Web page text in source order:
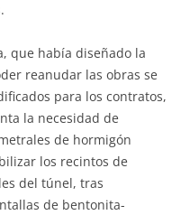
que había diseñado la
reanudar las obras se
para los contratos,
la necesidad de
de hormigón
los recintos de
del túnel, tras
de bentonita-